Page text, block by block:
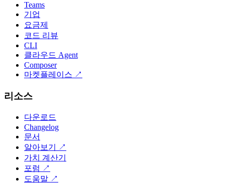
Teams
기업
요금제
코드 리뷰
CLI
클라우드 Agent
Composer
마켓플레이스 ↗
리소스
다운로드
Changelog
문서
알아보기
↗
가치 계산기
포럼 ↗
도움말 ↗